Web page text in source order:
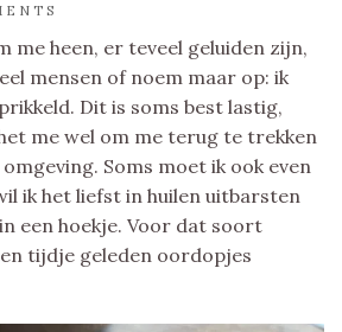
me heen, er teveel geluiden zijn,
mensen of noem maar op: ik
Dit is soms best lastig,
me wel om me terug te trekken
Soms moet ik ook even
ik het liefst in huilen uitbarsten
een hoekje. Voor dat soort
tijdje geleden oordopjes